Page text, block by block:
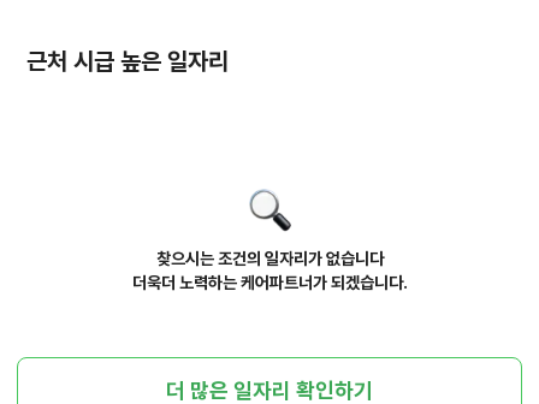
근처 시급 높은 일자리
찾으시는 조건의 일자리가 없습니다
더욱더 노력하는 케어파트너가 되겠습니다.
더 많은 일자리 확인하기